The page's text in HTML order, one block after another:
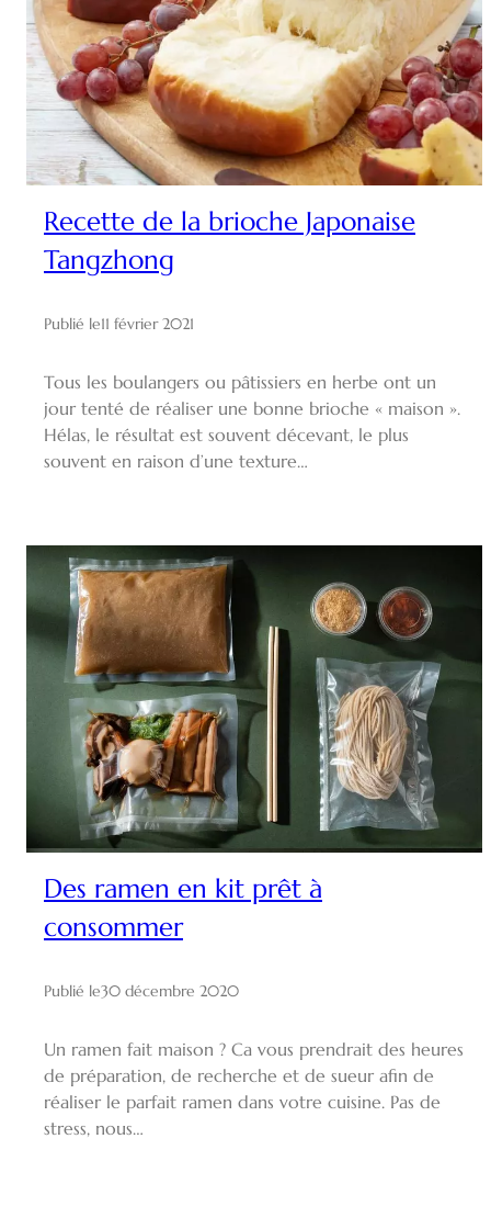
Recette de la brioche Japonaise
Tangzhong
Publié le11 février 2021
Tous les boulangers ou pâtissiers en herbe ont un
jour tenté de réaliser une bonne brioche « maison ».
Hélas, le résultat est souvent décevant, le plus
souvent en raison d’une texture…
Des ramen en kit prêt à
consommer
Publié le30 décembre 2020
Un ramen fait maison ? Ca vous prendrait des heures
de préparation, de recherche et de sueur afin de
réaliser le parfait ramen dans votre cuisine. Pas de
stress, nous…